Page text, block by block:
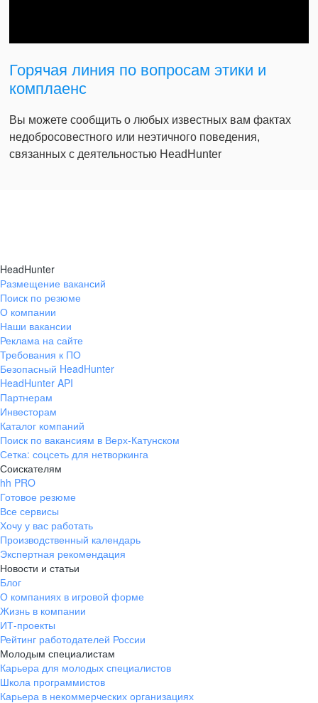
Горячая линия по вопросам этики и
комплаенс
Вы можете сообщить о любых известных вам фактах
недобросовестного или неэтичного поведения,
связанных с деятельностью HeadHunter
HeadHunter
Размещение вакансий
Поиск по резюме
О компании
Наши вакансии
Реклама на сайте
Требования к ПО
Безопасный HeadHunter
HeadHunter API
Партнерам
Инвесторам
Каталог компаний
Поиск по вакансиям в Верх-Катунском
Сетка: соцсеть для нетворкинга
Соискателям
hh PRO
Готовое резюме
Все сервисы
Хочу у вас работать
Производственный календарь
Экспертная рекомендация
Новости и статьи
Блог
О компаниях в игровой форме
Жизнь в компании
ИТ-проекты
Рейтинг работодателей России
Молодым специалистам
Карьера для молодых специалистов
Школа программистов
Карьера в некоммерческих организациях